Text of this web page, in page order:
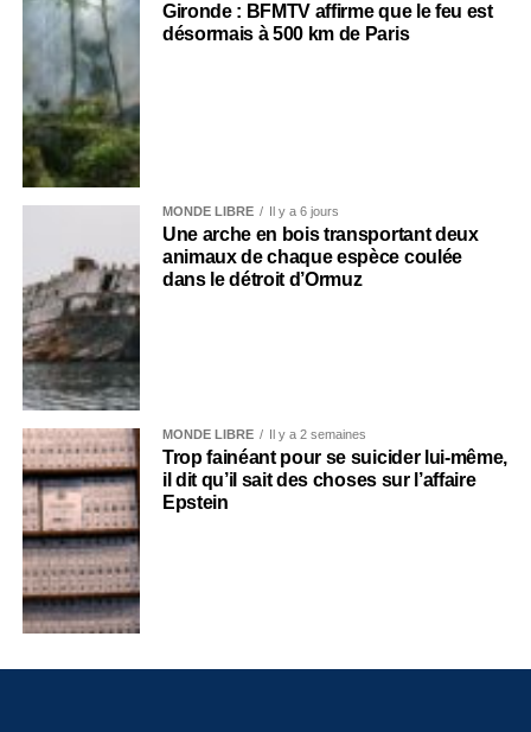
Gironde : BFMTV affirme que le feu est
désormais à 500 km de Paris
MONDE LIBRE Il y a 6 jours
Une arche en bois transportant deux
animaux de chaque espèce coulée
dans le détroit d’Ormuz
MONDE LIBRE Il y a 2 semaines
Trop fainéant pour se suicider lui-même,
il dit qu’il sait des choses sur l’affaire
Epstein